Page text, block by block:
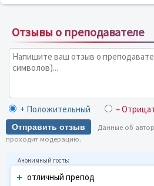
Отзывы о преподавателе
+ Положительный –
Отправить отзыв
Данные об
проходит модерацию.
+ отличный препод